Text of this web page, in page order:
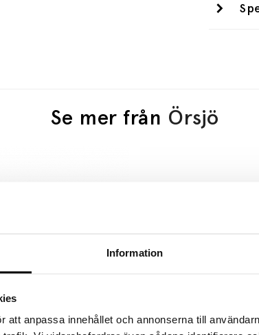
Information
att anpassa innehållet och annonserna till
Se mer från Örsjö